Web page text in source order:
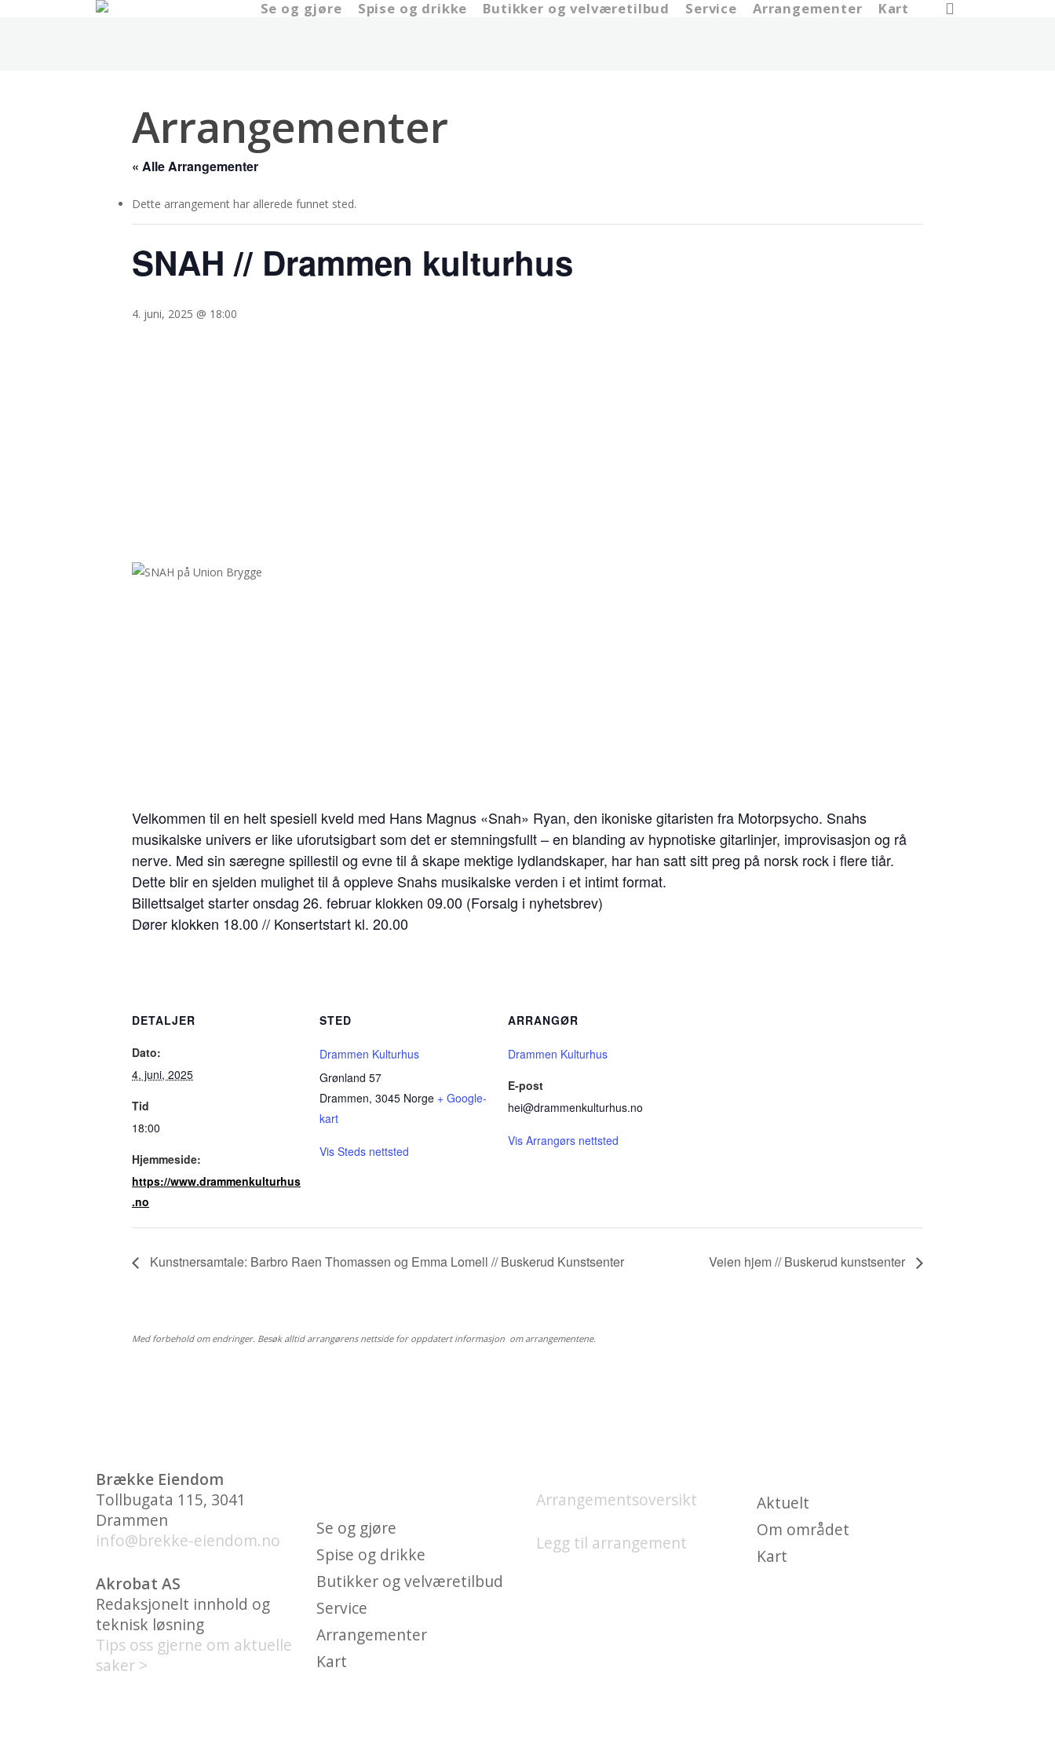
Se og gjøre Spise og drikke Butikker og velværetilbud Service Arrangementer Kart
Arrangementer
« Alle Arrangementer
Dette arrangement har allerede funnet sted.
SNAH // Drammen kulturhus
4. juni, 2025 @ 18:00
Velkommen til en helt spesiell kveld med Hans Magnus «Snah» Ryan, den ikoniske gitaristen fra Motorpsycho. Snahs
musikalske univers er like uforutsigbart som det er stemningsfullt – en blanding av hypnotiske gitarlinjer, improvisasjon og rå
nerve. Med sin særegne spillestil og evne til å skape mektige lydlandskaper, har han satt sitt preg på norsk rock i flere tiår.
Dette blir en sjelden mulighet til å oppleve Snahs musikalske verden i et intimt format.
Billettsalget starter onsdag 26. februar klokken 09.00 (Forsalg i nyhetsbrev)
Dører klokken 18.00 // Konsertstart kl. 20.00
DETALJER
Dato:
4. juni, 2025
Tid
18:00
Hjemmeside:
https://www.drammenkulturhus
.no
STED
Drammen Kulturhus
Grønland 57
Drammen, 3045 Norge + Google-
kart
Vis Steds nettsted
ARRANGØR
Drammen Kulturhus
E-post
hei@drammenkulturhus.no
Vis Arrangørs nettsted
Kunstnersamtale: Barbro Raen Thomassen og Emma Lomell // Buskerud Kunstsenter Veien hjem // Buskerud kunstsenter
Med forbehold om endringer. Besøk alltid arrangørens nettside for oppdatert informasjon om arrangementene.
Brække Eiendom
Tollbugata 115, 3041
Drammen
info@brekke-eiendom.no
Akrobat AS
Redaksjonelt innhold og
teknisk løsning
Tips oss gjerne om aktuelle
saker >
Se og gjøre
Spise og drikke
Butikker og velværetilbud
Service
Arrangementer
Kart
Arrangementsoversikt
Legg til arrangement
Aktuelt
Om området
Kart